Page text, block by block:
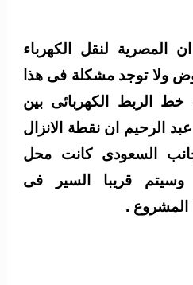
المصرية لنقل الكهرباء
ولا توجد مشكلة فى هذا
الربط الكهربائى بين
الرحيم ان نقطة الانزال
السعودى كانت محل
قريبا السير فى
المشروع .